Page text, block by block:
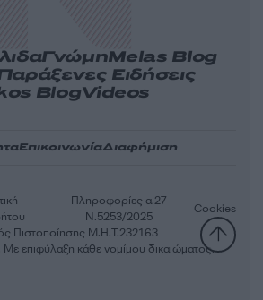
ΓνώμηMelas Blog
Ειδήσεις
BlogVideos
ΕπικοινωνίαΔιαφήμιση
Πιστοποίησης Μ.Η.Τ.232163
Πληροφορίες α.27
Ν.5253/2025
Cookies
επιφύλαξη κάθε νομίμου δικαιώματος.